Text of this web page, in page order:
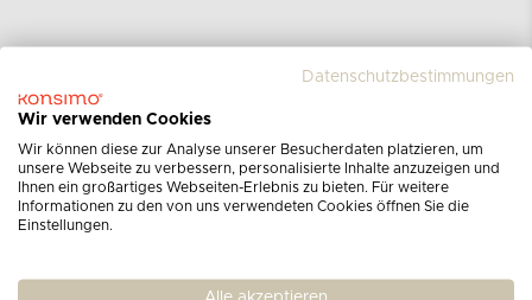
Melden Sie sich für unseren
Newsletter an
Erhalten Sie Informationen über die neuesten
Datenschutzbestimmungen
Wir verwenden Cookies
Wir können diese zur Analyse unserer Besucherdaten platzieren, um
unsere Webseite zu verbessern, personalisierte Inhalte anzuzeigen und
Ihnen ein großartiges Webseiten-Erlebnis zu bieten. Für weitere
Informationen zu den von uns verwendeten Cookies öffnen Sie die
Einstellungen.